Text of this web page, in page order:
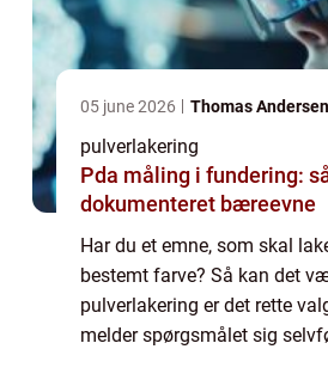
05 june 2026 Thomas Andersen
pulverlakering
Pda måling i fundering:
dokumenteret bæreevne
Har du et emne, som skal
bestemt farve? Så kan det
pulverlakering er det rette
melder spørgsmålet sig